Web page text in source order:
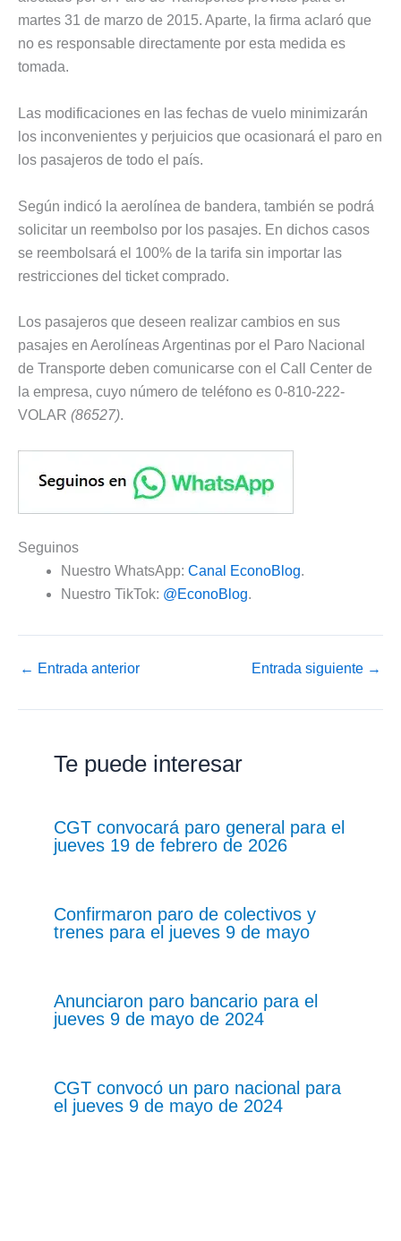
martes 31 de marzo de 2015. Aparte, la firma aclaró que
no es responsable directamente por esta medida es
tomada.
Las modificaciones en las fechas de vuelo minimizarán
los inconvenientes y perjuicios que ocasionará el paro en
los pasajeros de todo el país.
Según indicó la aerolínea de bandera, también se podrá
solicitar un reembolso por los pasajes. En dichos casos
se reembolsará el 100% de la tarifa sin importar las
restricciones del ticket comprado.
Los pasajeros que deseen realizar cambios en sus
pasajes en Aerolíneas Argentinas por el Paro Nacional
de Transporte deben comunicarse con el Call Center de
la empresa, cuyo número de teléfono es 0-810-222-
VOLAR (86527).
Seguinos
Nuestro WhatsApp: Canal EconoBlog.
Nuestro TikTok: @EconoBlog.
← Entrada anterior Entrada siguiente →
Te puede interesar
CGT convocará paro general para el
jueves 19 de febrero de 2026
Confirmaron paro de colectivos y
trenes para el jueves 9 de mayo
Anunciaron paro bancario para el
jueves 9 de mayo de 2024
CGT convocó un paro nacional para
el jueves 9 de mayo de 2024